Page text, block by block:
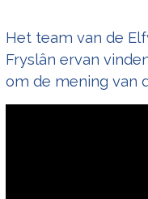
Het team van de
Fryslân ervan
om de mening van